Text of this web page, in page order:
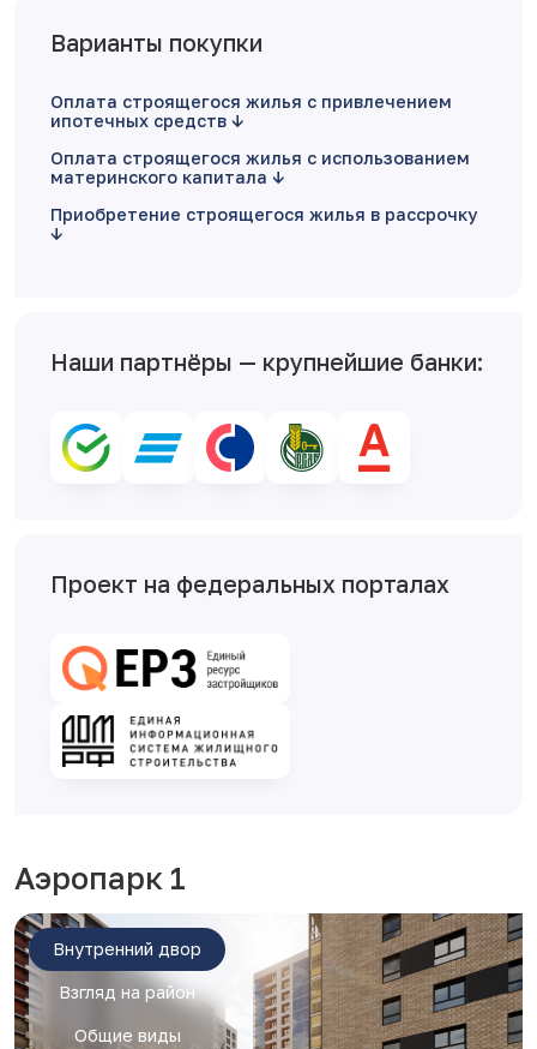
Варианты покупки
Оплата строящегося жилья с привлечением
ипотечных средств
Оплата строящегося жилья с использованием
материнского капитала
Приобретение строящегося жилья в рассрочку
Наши партнёры — крупнейшие банки:
Проект на федеральных порталах
Аэропарк 1
Внутренний двор
Взгляд на район
Общие виды